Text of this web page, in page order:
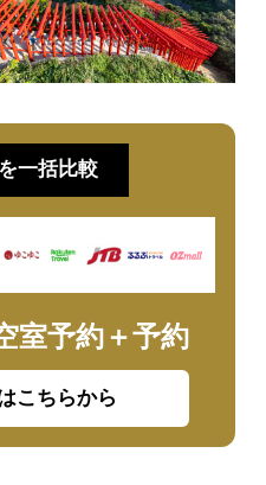
一括比較
室予約＋予約
こちらから